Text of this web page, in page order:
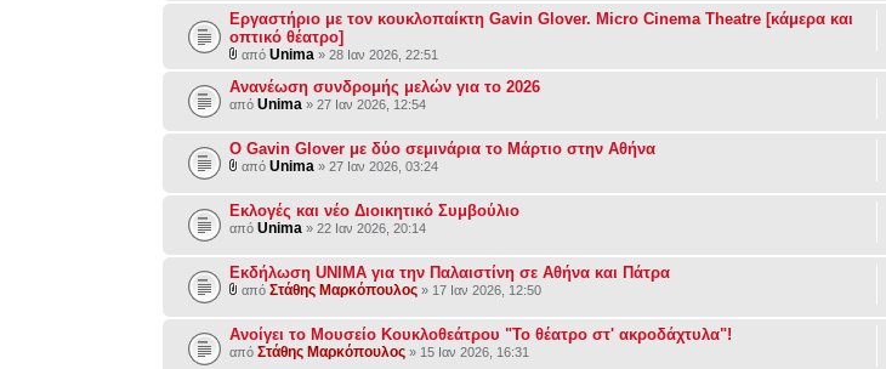
Εργαστήριο με τον κουκλοπαίκτη Gavin Glover. Μicro Cinema Theatre [κάμερα και
οπτικό θέατρο]
απόUnima » 28 Ιαν 2026, 22:51
Ανανέωση συνδρομής μελών για το 2026
απόUnima » 27 Ιαν 2026, 12:54
O Gavin Glover με δύο σεμινάρια το Μάρτιο στην Αθήνα
απόUnima » 27 Ιαν 2026, 03:24
Εκλογές και νέο Διοικητικό Συμβούλιο
απόUnima » 22 Ιαν 2026, 20:14
Εκδήλωση UNIMA για την Παλαιστίνη σε Αθήνα και Πάτρα
απόΣτάθης Μαρκόπουλος » 17 Ιαν 2026, 12:50
Ανοίγει το Μουσείο Κουκλοθεάτρου "Το θέατρο στ' ακροδάχτυλα"!
απόΣτάθης Μαρκόπουλος » 15 Ιαν 2026, 16:31